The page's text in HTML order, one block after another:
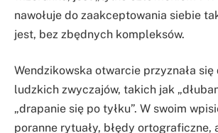
nawołuje do zaakceptowania siebie
jest, bez zbędnych kompleksów.
Wendzikowska otwarcie przyznała
ludzkich zwyczajów, takich jak
„drapanie się po tyłku”. W swoim
poranne rytuały, błędy ortograficzne,